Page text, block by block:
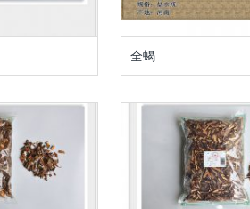
全蝎